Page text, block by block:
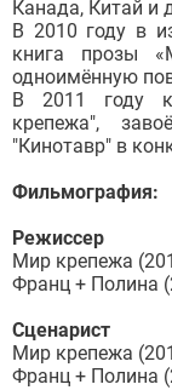
Канада, Китай и
В 2010 году в
книга прозы
одноимённую
В 2011 году
крепежа",
"Кинотавр" в
Фильмография:
Режиссер
Мир крепежа
Франц + Полина
Сценарист
Мир крепежа
Франц + Полина